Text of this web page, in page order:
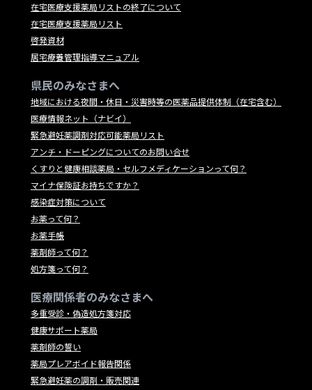
在宅医療支援薬局リストの終了について
在宅医療支援薬局リスト
啓発資材
居宅療養管理指導マニュアル
県民のみなさまへ
地域における夜間・休日・災害時等の医薬品提供体制（在宅含む）
医療情報ネット（ナビイ）
緊急避妊薬調剤対応可能薬局リスト
アンチ・ドーピングについてのお問い合せ
くすりと健康相談薬局・セルフメディケーションって何？
マイナ保険証お持ちですか？
感染症対策について
お薬って何？
お薬手帳
薬剤師って何？
処方箋って何？
医療関係者のみなさまへ
多重受診・偽造処方箋対応
健康サポート薬局
薬剤師の誓い
薬局プレアボイド報告関係
緊急避妊薬の調剤・販売関連